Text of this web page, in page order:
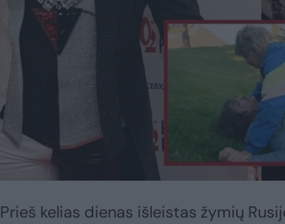
Prieš kelias dienas išleistas žymių